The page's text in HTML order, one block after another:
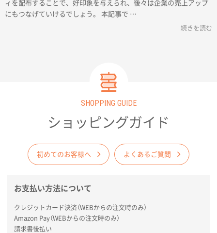
ィを配布することで、好印象を与えられ、後々は企業の売上アップ
にもつなげていけるでしょう。 本記事で …
続きを読む
SHOPPING GUIDE
ショッピングガイド
初めてのお客様へ よくあるご質問
お支払い方法について
クレジットカード決済（WEBからの注文時のみ）
Amazon Pay（WEBからの注文時のみ）
請求書後払い